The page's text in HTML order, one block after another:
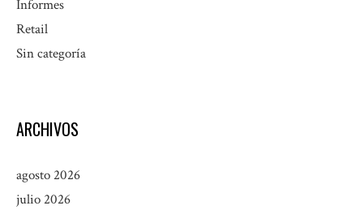
Informes
Retail
Sin categoría
ARCHIVOS
agosto 2026
julio 2026